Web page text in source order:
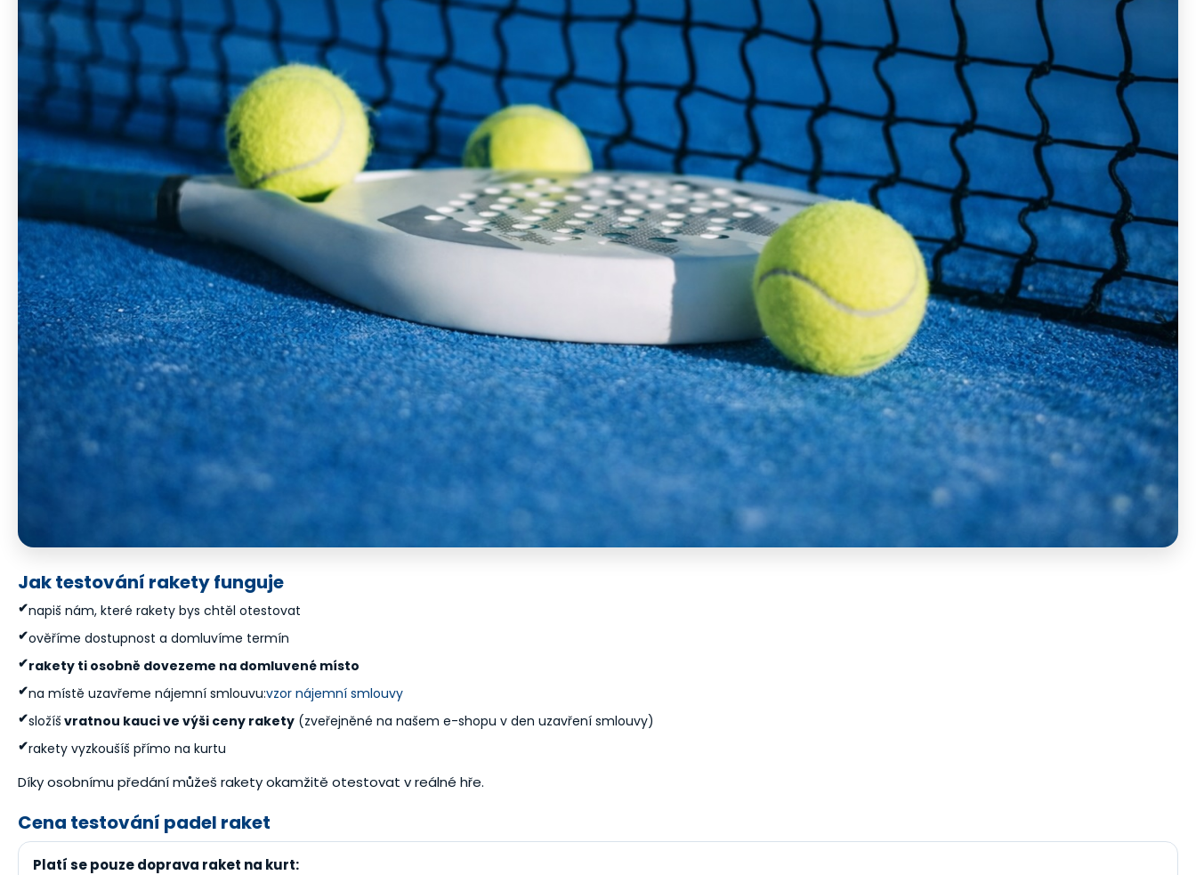
Jak testování rakety funguje
✔napiš nám, které rakety bys chtěl otestovat
✔ověříme dostupnost a domluvíme termín
✔rakety ti osobně dovezeme na domluvené místo
✔na místě uzavřeme nájemní smlouvu:vzor nájemní smlouvy
✔složíš vratnou kauci ve výši ceny rakety (zveřejněné na našem e-shopu v den uzavření smlouvy)
✔rakety vyzkoušíš přímo na kurtu
Díky osobnímu předání můžeš rakety okamžitě otestovat v reálné hře.
Cena testování padel raket
Platí se pouze doprava raket na kurt: